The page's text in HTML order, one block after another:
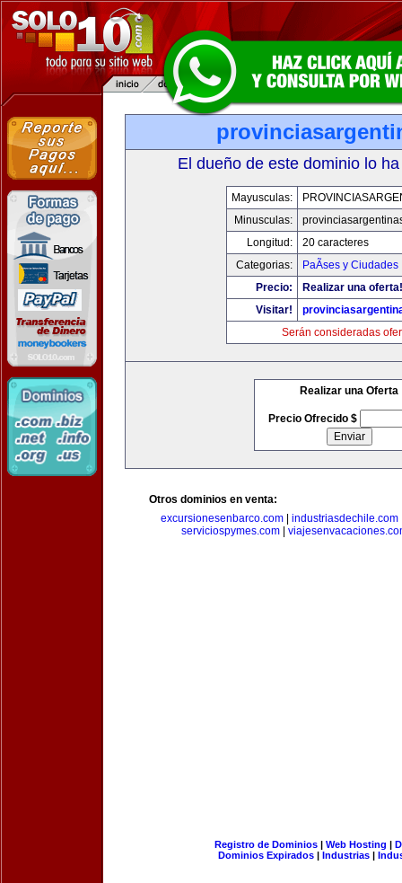
El dueño de este dominio lo
Mayusculas:
Minusculas:
Longitud:
20 caracteres
Categorias:
PaÃ­ses y Ciudades
Precio:
Realizar una oferta!
Visitar!
Serán consideradas
Realizar una Oferta
Precio Ofrecido $
Otros dominios en venta:
excursionesenbarco.com
industriasdechile.com
serviciospymes.com
Registro de Dominios| Web Hosting |
Dominios Expirados | Industrias |